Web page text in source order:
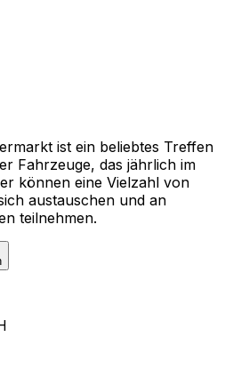
ist ein beliebtes Treffen
Fahrzeuge, das jährlich im
können eine Vielzahl von
austauschen und an
teilnehmen.